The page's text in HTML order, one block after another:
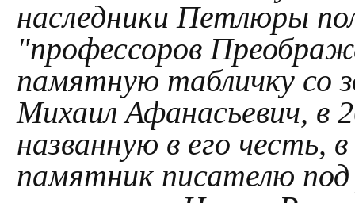
наследники Петлюры
"профессоров
памятную табличку со
Михаил Афанасьевич, в
названную в его честь,
памятник писателю